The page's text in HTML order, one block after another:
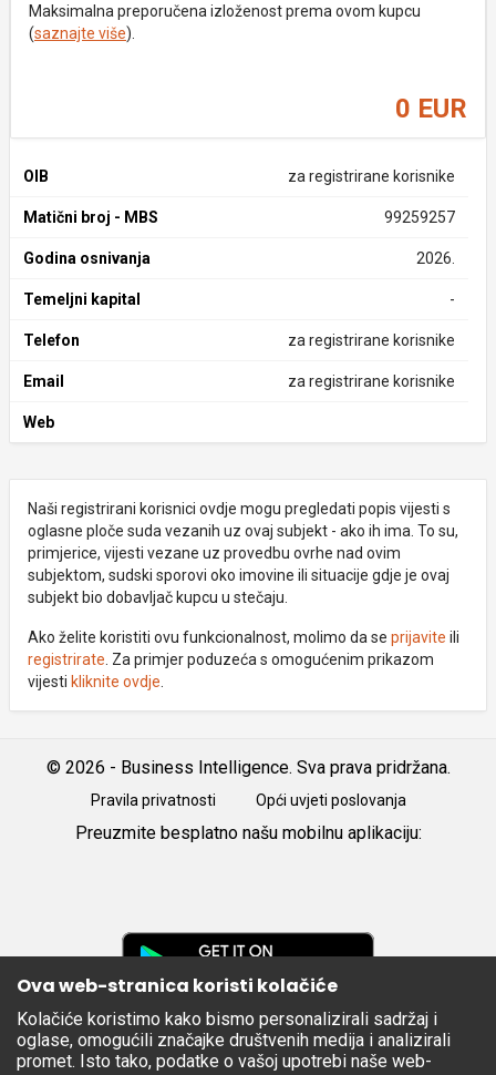
Maksimalna preporučena izloženost prema ovom kupcu
(saznajte više).
0 EUR
OIB za registrirane korisnike
Matični broj - MBS 99259257
Godina osnivanja 2026.
Temeljni kapital -
Telefon za registrirane korisnike
Email za registrirane korisnike
Web
Naši registrirani korisnici ovdje mogu pregledati popis vijesti s
oglasne ploče suda vezanih uz ovaj subjekt - ako ih ima. To su,
primjerice, vijesti vezane uz provedbu ovrhe nad ovim
subjektom, sudski sporovi oko imovine ili situacije gdje je ovaj
subjekt bio dobavljač kupcu u stečaju.
Ako želite koristiti ovu funkcionalnost, molimo da se prijavite ili
registrirate . Za primjer poduzeća s omogućenim prikazom
vijesti kliknite ovdje
© 2026 - Business Intelligence. Sva prava pridržana.
Pravila privatnosti Opći uvjeti poslovanja
Preuzmite besplatno našu mobilnu aplikaciju:
Apple
Store
Ova web-stranica koristi kolačiće
Kolačiće koristimo kako bismo personalizirali sadržaj i
oglase, omogućili značajke društvenih medija i analizirali
promet. Isto tako, podatke o vašoj upotrebi naše web-